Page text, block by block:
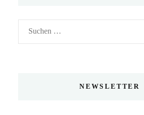
Suchen
nach:
NEWSLETTER